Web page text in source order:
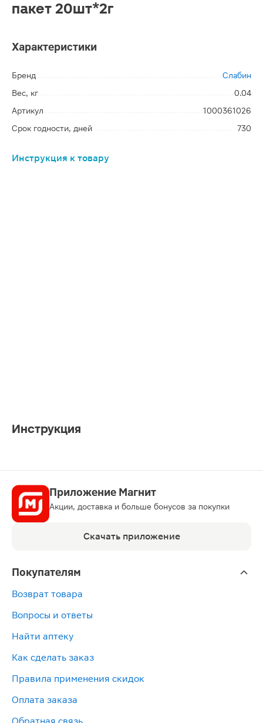
пакет 20шт*2г
Характеристики
Бренд
Слабин
Вес, кг
0.04
Артикул
1000361026
Срок годности, дней
730
Инструкция к товару
Инструкция
Приложение Магнит
Акции, доставка и больше бонусов за покупки
Скачать приложение
Покупателям
Возврат товара
Вопросы и ответы
Найти аптеку
Как сделать заказ
Правила применения скидок
Оплата заказа